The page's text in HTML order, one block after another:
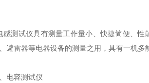
感测试仪具有测量工作量小、快捷简便、性
避雷器等电器设备的测量之用，具有一机多
电容测试仪